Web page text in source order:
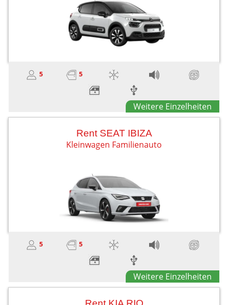
5 5
Weitere Einzelheiten
Rent SEAT IBIZA
Kleinwagen Familienauto
5 5
Weitere Einzelheiten